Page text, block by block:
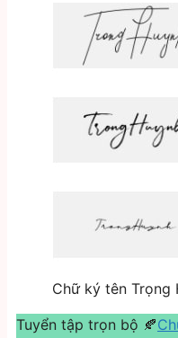
Chữ ký tên Trọng
Tuyển tập trọn bộ 🍂